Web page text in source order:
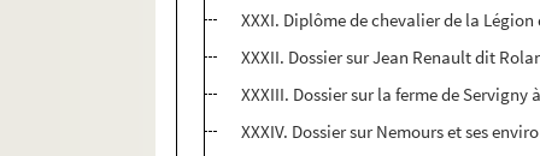
XXXI. Diplôme de chevalier de la
XXXII. Dossier sur Jean Renault dit
XXXIII. Dossier sur la ferme de Servigny
XXXIV. Dossier sur Nemours et ses